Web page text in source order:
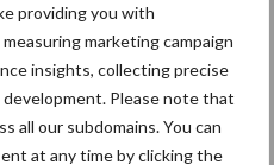
providing you with
marketing campaign
insights, collecting precise
Please note that
all our subdomains. You can
at any time by clicking the
per wiel om